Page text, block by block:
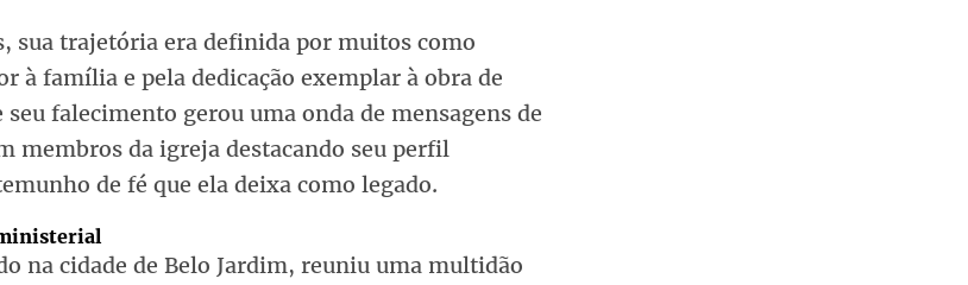
sua trajetória era definida por muitos como
à família e pela dedicação exemplar à obra de
seu falecimento gerou uma onda de mensagens de
membros da igreja destacando seu perfil
de fé que ela deixa como legado.
na cidade de Belo Jardim, reuniu uma multidão